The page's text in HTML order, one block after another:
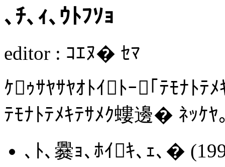
､ﾁ､ｨ､ｳﾄﾌｿｮ
editor : ｺｴﾇ� ｾﾏ
ｹｩｻﾔｻﾔｵﾄｲﾄｰ｢ﾃﾓﾅﾄﾃ
ﾃﾓﾅﾄﾃﾒｷﾃｻﾒｸ螻邊� ﾈｯｹﾔ
､ﾄ､爨ｮ､ﾎｲｷ､ｪ､�